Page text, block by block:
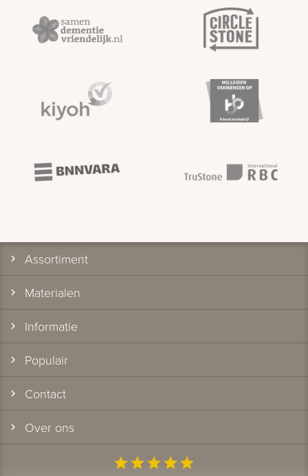
Assortiment
Materialen
Informatie
Populair
Contact
Over ons
starstarstarstarstar